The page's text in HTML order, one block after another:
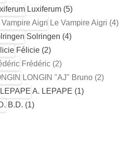
Luxiferum (5)
Le Vampire Aigri (4)
Solringen (4)
Félicie (2)
Frédéric (2)
LONGIN "AJ" Bruno (2)
A. LEPAPE (1)
B.D. (1)